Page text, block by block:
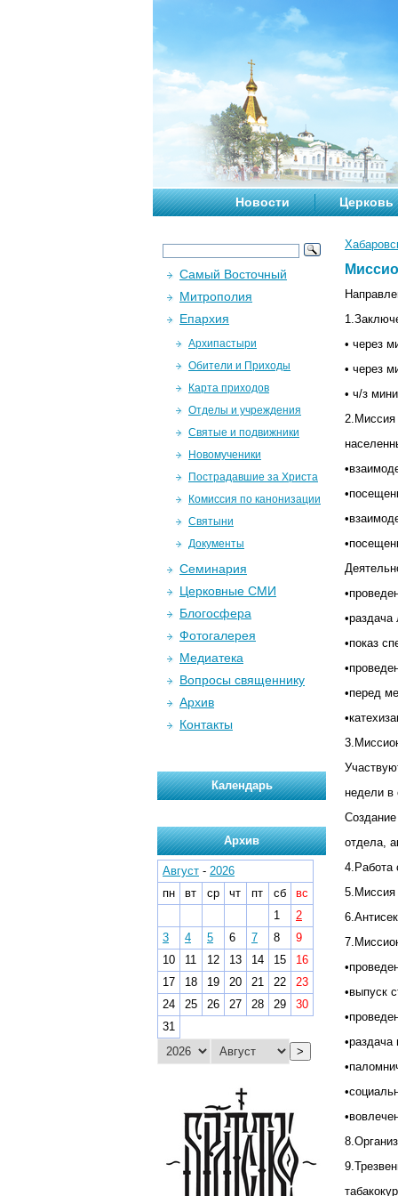
Новости Церковь
• через
• через
• ч/з
2.Миссия
•показ
•перед
недели в
отдела,
4.Работа
5.Миссия
•выпуск
Самый Восточный
Митрополия
Епархия
Архипастыри
Обители и Приходы
Карта приходов
Отделы и учреждения
Святые и подвижники
Новомученики
Пострадавшие за Христа
Комиссия по канонизации
Святыни
Документы
Семинария
Церковные СМИ
Блогосфера
Фотогалерея
Медиатека
Вопросы священнику
Архив
Контакты
Календарь
Архив
Август - 2026
пн
вт ср чт пт сб
вс
1
2
3
4 5 6 7 8
9
10
11 12 13 14 15
16
17
18 19 20 21 22
23
24
25 26 27 28 29
30
31
>